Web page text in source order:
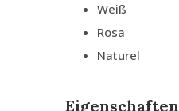
Weiß
Rosa
Naturel
Eigenschaften